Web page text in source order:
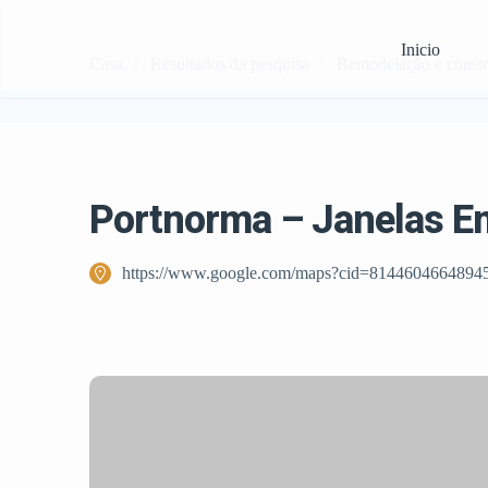
Inicio
Remodelação e
Portnorma – Janelas
https://www.google.com/